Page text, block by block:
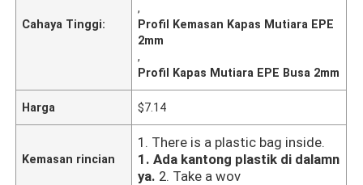
Cahaya Tinggi:
,
Profil Kemasan Kapas Mutiara EPE
2mm
,
Profil Kapas Mutiara EPE Busa 2mm
Harga $7.14
Kemasan rincian
1. There is a plastic bag inside.
1. Ada kantong plastik di dalamn
ya. 2. Take a wov